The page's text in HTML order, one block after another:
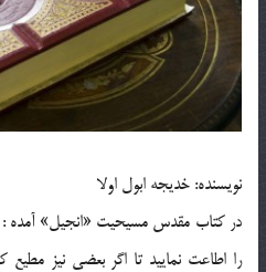
نويسنده: خديجه ابول اولا
در کتاب مقدس مسيحيت «انجيل» آمده
را اطاعت نماييد تا اگر بعضي نيز مطيع